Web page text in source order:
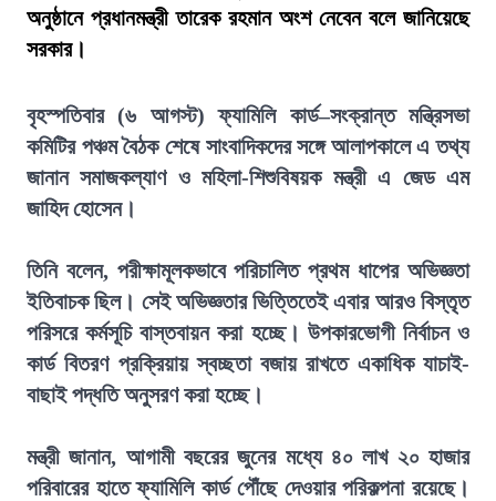
অনুষ্ঠানে প্রধানমন্ত্রী তারেক রহমান অংশ নেবেন বলে জানিয়েছে
সরকার।
বৃহস্পতিবার (৬ আগস্ট) ফ্যামিলি কার্ড–সংক্রান্ত মন্ত্রিসভা
কমিটির পঞ্চম বৈঠক শেষে সাংবাদিকদের সঙ্গে আলাপকালে এ তথ্য
জানান সমাজকল্যাণ ও মহিলা-শিশুবিষয়ক মন্ত্রী এ জেড এম
জাহিদ হোসেন।
তিনি বলেন, পরীক্ষামূলকভাবে পরিচালিত প্রথম ধাপের অভিজ্ঞতা
ইতিবাচক ছিল। সেই অভিজ্ঞতার ভিত্তিতেই এবার আরও বিস্তৃত
পরিসরে কর্মসূচি বাস্তবায়ন করা হচ্ছে। উপকারভোগী নির্বাচন ও
কার্ড বিতরণ প্রক্রিয়ায় স্বচ্ছতা বজায় রাখতে একাধিক যাচাই-
বাছাই পদ্ধতি অনুসরণ করা হচ্ছে।
মন্ত্রী জানান, আগামী বছরের জুনের মধ্যে ৪০ লাখ ২০ হাজার
পরিবারের হাতে ফ্যামিলি কার্ড পৌঁছে দেওয়ার পরিকল্পনা রয়েছে।